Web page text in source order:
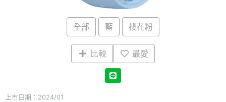
全部 藍 櫻花粉
比較 最愛
上市日期：2024/01